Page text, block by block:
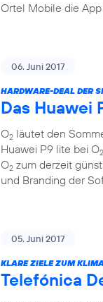
Ortel Mobile die
06. Juni 2017
HARDWARE-DEAL DER
Das Huawei
O2 läutet den
Huawei P9 lite bei O2
O2 zum derzeit
und Branding der
05. Juni 2017
KLARE ZIELE ZUM
Telefónica